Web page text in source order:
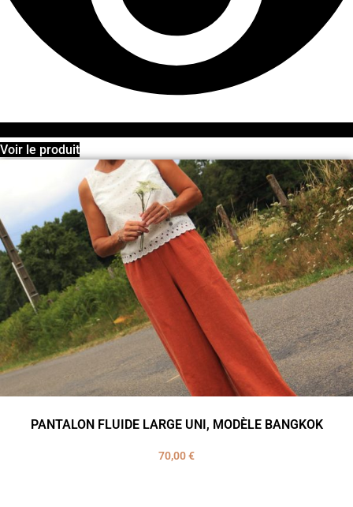
Voir le produit
PANTALON FLUIDE LARGE UNI, MODÈLE BANGKOK
70,00€